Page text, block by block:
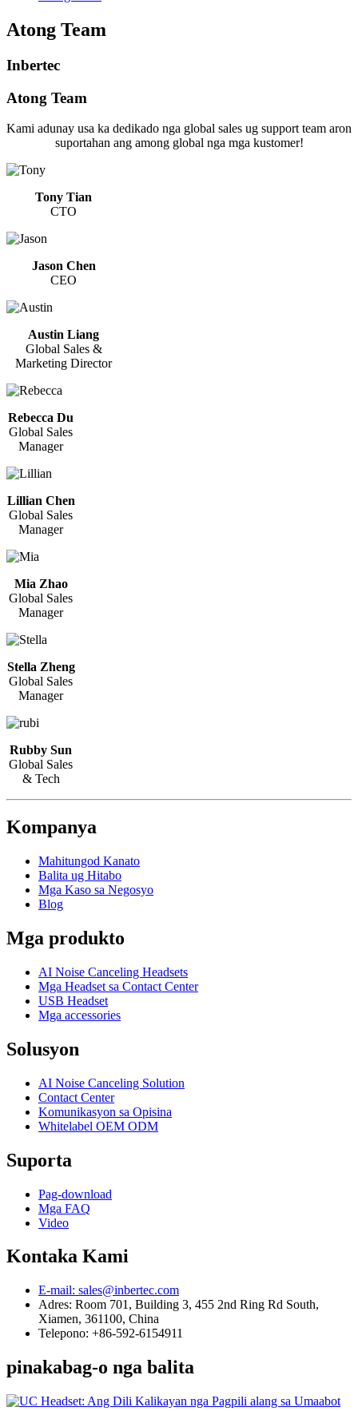
Atong Team
Inbertec
Atong Team
Kami adunay usa ka dedikado nga global sales ug support team aron
suportahan ang among global nga mga kustomer!
Tony Tian
CTO
Jason Chen
CEO
Austin Liang
Global Sales &
Marketing Director
Rebecca Du
Global Sales
Manager
Lillian Chen
Global Sales
Manager
Mia Zhao
Global Sales
Manager
Stella Zheng
Global Sales
Manager
Rubby Sun
Global Sales
& Tech
Kompanya
Mahitungod Kanato
Balita ug Hitabo
Mga Kaso sa Negosyo
Blog
Mga produkto
AI Noise Canceling Headsets
Mga Headset sa Contact Center
USB Headset
Mga accessories
Solusyon
AI Noise Canceling Solution
Contact Center
Komunikasyon sa Opisina
Whitelabel OEM ODM
Suporta
Pag-download
Mga FAQ
Video
Kontaka Kami
E-mail: sales@inbertec.com
Adres: Room 701, Building 3, 455 2nd Ring Rd South,
Xiamen, 361100, China
Telepono: +86-592-6154911
pinakabag-o nga balita